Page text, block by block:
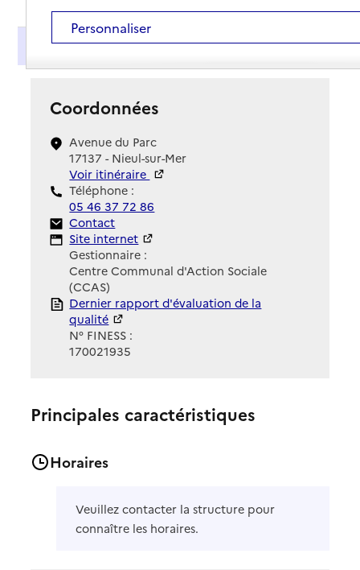
Présentation
Coordonnées
Avenue du Parc
17137 - Nieul-sur-Mer
Voir itinéraire
Téléphone :
05 46 37 72 86
Contact
Contact
Site Internet
Site internet
Gestionnaire :
Centre Communal d'Action Sociale
(CCAS)
Rapport HAS
Dernier rapport d'évaluation de la
qualité
N° FINESS :
170021935
Principales caractéristiques
Horaires
Veuillez contacter la structure pour
connaître les horaires.
Personnaliser